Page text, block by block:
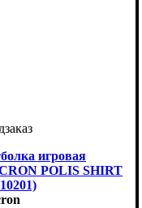
игровая
POLIS SHIRT